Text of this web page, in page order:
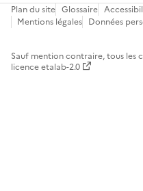
Plan du site Glossaire
Mentions légales Données
Sauf mention contraire, tous les
licence etalab-2.0